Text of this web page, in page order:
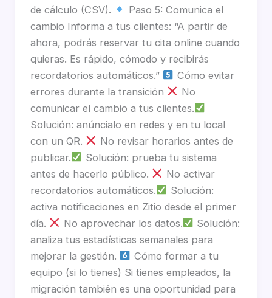
de cálculo (CSV).
Paso 5: Comunica el
cambio Informa a tus clientes: “A partir de
ahora, podrás reservar tu cita online cuando
quieras. Es rápido, cómodo y recibirás
recordatorios automáticos.”
Cómo evitar
errores durante la transición
No
comunicar el cambio a tus clientes.
Solución: anúncialo en redes y en tu local
con un QR.
No revisar horarios antes de
publicar.
Solución: prueba tu sistema
antes de hacerlo público.
No activar
recordatorios automáticos.
Solución:
activa notificaciones en Zitio desde el primer
día.
No aprovechar los datos.
Solución:
analiza tus estadísticas semanales para
mejorar la gestión.
Cómo formar a tu
equipo (si lo tienes) Si tienes empleados, la
migración también es una oportunidad para